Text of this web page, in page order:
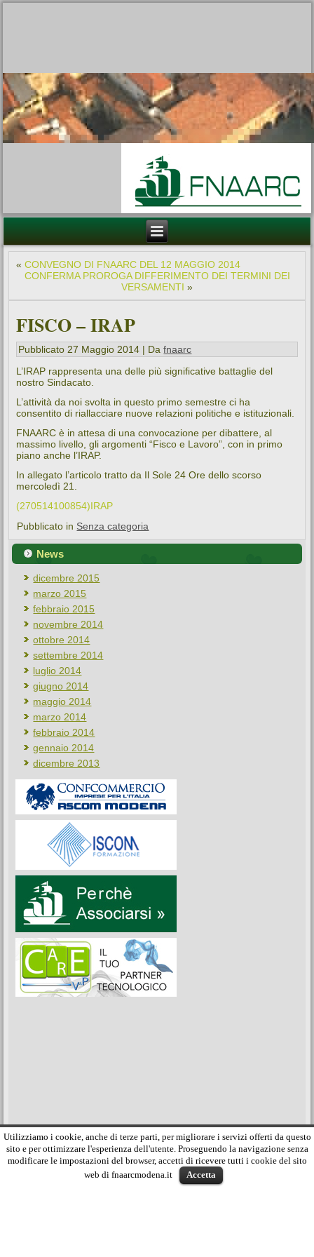
CONVEGNO DI FNAARC DEL 12 MAGGIO 2014
CONFERMA PROROGA DIFFERIMENTO DEI TERMINI DEI
VERSAMENTI»
FISCO – IRAP
Pubblicato 27 Maggio 2014|Da fnaarc
L’IRAP rappresenta una delle più significative battaglie del
L’attività da noi svolta in questo primo semestre ci ha
consentito di riallacciare nuove relazioni politiche e istituzionali.
massimo livello, gli argomenti “Fisco e Lavoro”, con in primo
piano anche l’IRAP.
In allegato l’articolo tratto da Il Sole 24 Ore dello scorso
mercoledì 21.
(270514100854)IRAP
Pubblicato in Senza categoria
News
dicembre 2015
marzo 2015
febbraio 2015
novembre 2014
settembre 2014
luglio 2014
giugno 2014
maggio 2014
marzo 2014
febbraio 2014
gennaio 2014
dicembre 2013
Federazione Nazionale Agenti e Rappresentanti di
Commercio - Associazione della Provincia di Modena
Via Begarelli, 31 - 41121 Modena - Tel. 0597364211 - Fax
059221050
Utilizziamo i cookie, anche di terze parti, per migliorare i servizi offerti da questo
sito e per ottimizzare l'esperienza dell'utente. Proseguendo la navigazione senza
modificare le impostazioni del browser, accetti di ricevere tutti i cookie del sito
web di fnaarcmodena.it
Accetta